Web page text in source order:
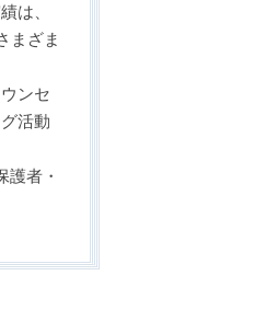
は、
まざま
ンセ
活動
護者・